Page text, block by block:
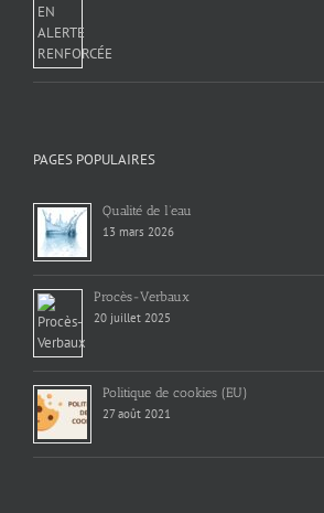
PAGES POPULAIRES
Qualité de l’eau
13 mars 2026
Procès-Verbaux
20 juillet 2025
Politique de cookies (EU)
27 août 2021